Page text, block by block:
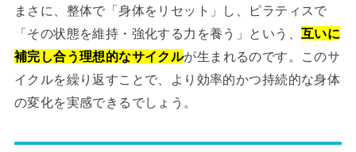
まさに、整体で「身体をリセット」し、ピラティスで
「その状態を維持・強化する力を養う」という、 互いに
補完し合う理想的なサイクルが生まれるのです。このサ
イクルを繰り返すことで、より効率的かつ持続的な身体
の変化を実感できるでしょう。